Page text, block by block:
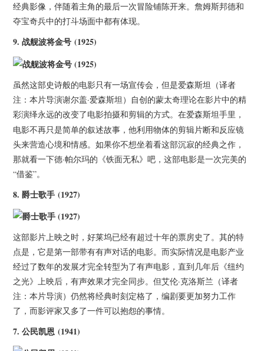
经典影像，伴随着主角的最后一次冒险铺陈开来。詹姆斯邦德和
夺宝奇兵中的打斗场面中都有体现。
9.战舰波将金号 (1925)
虽然这部史诗般的电影只有一场宣传会，但是爱森斯坦（译者
注：本片导演谢尔盖·爱森斯坦）自创的蒙太奇理论在影片中的精
彩演绎永远的改变了电影拍摄和剪辑的方式。在爱森斯坦手里，
电影不再只是简单的叙述故事，他利用物体的剪辑片断和反应镜
头来营造心境和情感。如果你不想坐着看这部沉寂的经典之作，
那就看一下德·帕尔玛的《铁面无私》吧，这部电影是一次完美的
“借鉴”。
8.爵士歌手 (1927)
这部影片上映之时，好莱坞已经有超过十年的票房史了。其的特
点是，它是第一部带有有声对话的电影。而实际情况是电影产业
经过了数年的发展才完全转型为了有声电影，直到几年后《纽约
之光》上映后，有声效果才完全同步。但艾伦·克洛斯兰（译者
注：本片导演）仍然将经典时刻定格了，编剧要更加努力工作
了，而影评家又多了一件可以抱怨的事情。
7.公民凯恩 (1941)